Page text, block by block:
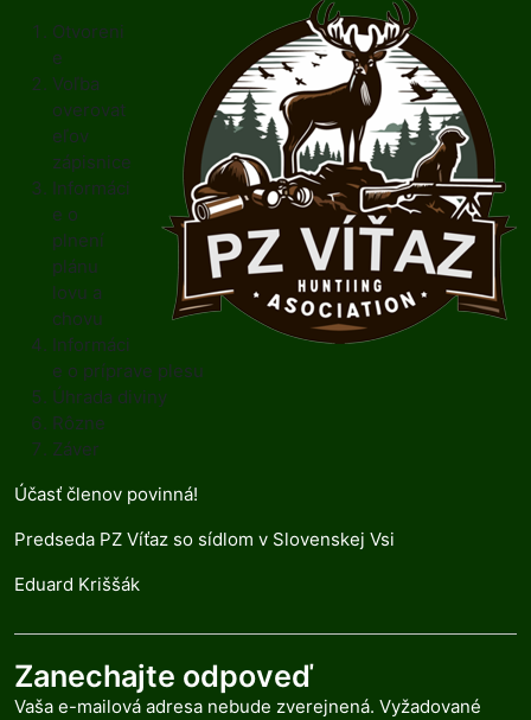
Otvoreni
e
Voľba
overovat
eľov
zápisnice
Informáci
e o
plnení
plánu
lovu a
chovu
Informáci
e o príprave plesu
Úhrada diviny
Rôzne
Záver
Účasť členov povinná!
Predseda PZ Víťaz so sídlom v Slovenskej Vsi
Eduard Kriššák
Zanechajte odpoveď
Vaša e-mailová adresa nebude zverejnená. Vyžadované